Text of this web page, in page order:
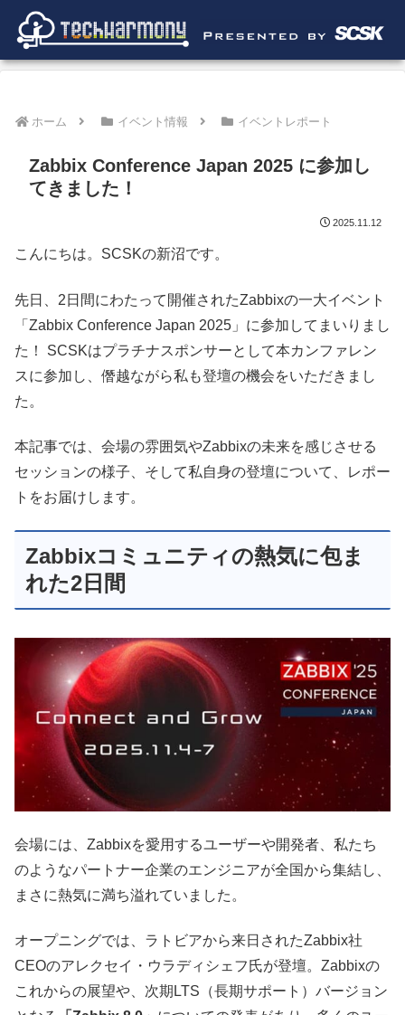
ホーム イベント情報 イベントレポート
Zabbix Conference Japan 2025 に参加し
てきました！
2025.11.12
こんにちは。SCSKの新沼です。
先日、2日間にわたって開催されたZabbixの一大イベント
「Zabbix Conference Japan 2025」に参加してまいりまし
た！ SCSKはプラチナスポンサーとして本カンファレン
スに参加し、僭越ながら私も登壇の機会をいただきまし
た。
本記事では、会場の雰囲気やZabbixの未来を感じさせる
セッションの様子、そして私自身の登壇について、レポー
トをお届けします。
Zabbixコミュニティの熱気に包ま
れた2日間
会場には、Zabbixを愛用するユーザーや開発者、私たち
のようなパートナー企業のエンジニアが全国から集結し、
まさに熱気に満ち溢れていました。
オープニングでは、ラトビアから来日されたZabbix社
CEOのアレクセイ・ウラディシェフ氏が登壇。Zabbixの
これからの展望や、次期LTS（長期サポート）バージョン